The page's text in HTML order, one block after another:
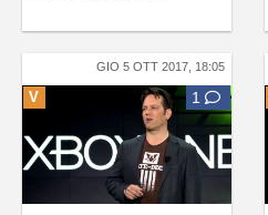
GIO 5 OTT 2017, 18:05
V 1